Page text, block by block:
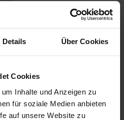
Details Über Cookies
Cookies
Inhalte und Anzeigen zu
für soziale Medien anbieten
auf unsere Website zu
schwärmt für gutes Essen,
neue Umweltschutz-Ziele für
»